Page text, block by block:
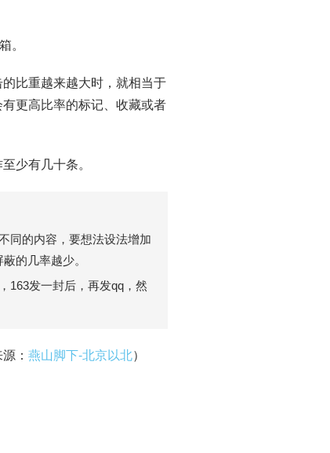
。
比重越来越大时，就相当于
更高比率的标记、收藏或者
少有几十条。
同的内容，要想法设法增加
的几率越少。
163发一封后，再发qq，然
： 燕山脚下-北京以北）